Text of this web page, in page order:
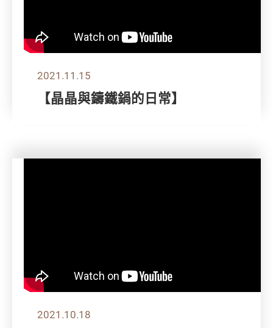
2021.11.15
【晶晶與鑄鐵鍋的日常】
2021.10.18